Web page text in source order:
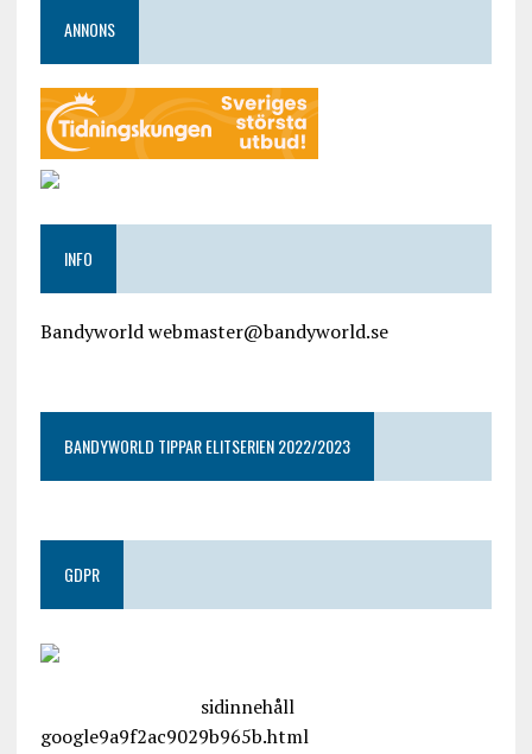
ANNONS
INFO
Bandyworld webmaster@bandyworld.se
BANDYWORLD TIPPAR ELITSERIEN 2022/2023
GDPR
sidinnehåll
google9a9f2ac9029b965b.html